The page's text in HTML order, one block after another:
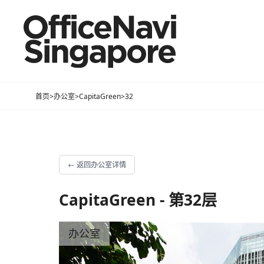
首页>办公室>CapitaGreen>32
← 返回办公室详情
CapitaGreen - 第32层
办公室